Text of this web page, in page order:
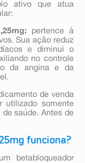
ativo que atua
pertence à
Sua ação reduz
e diminui o
no controle
da angina e da
de venda
utilizado somente
saúde. Antes de
funciona?
betabloqueador